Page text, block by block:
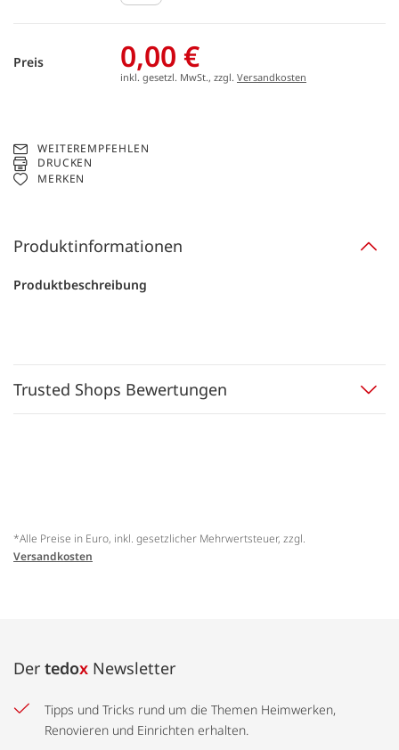
Preis 0,00 €
inkl. gesetzl. MwSt., zzgl. Versandkosten
WEITEREMPFEHLEN
DRUCKEN
MERKEN
Produktinformationen
Produktbeschreibung
Trusted Shops Bewertungen
*Alle Preise in Euro, inkl. gesetzlicher Mehrwertsteuer, zzgl.
Versandkosten
Der tedox Newsletter
Tipps und Tricks rund um die Themen Heimwerken,
Renovieren und Einrichten erhalten.